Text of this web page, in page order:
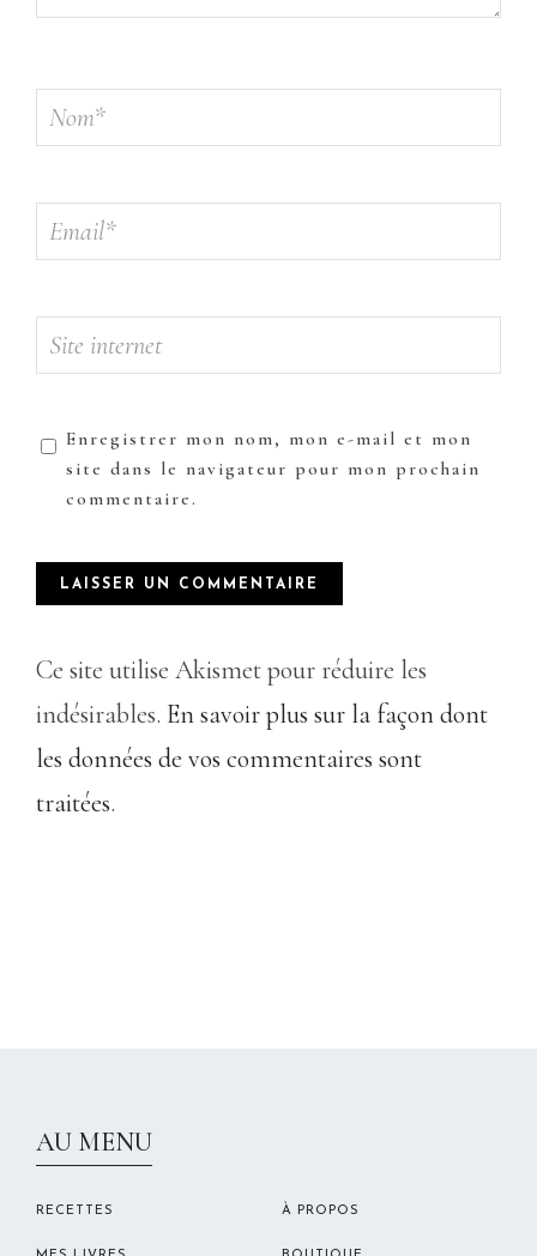
Enregistrer mon nom, mon e-mail et mon
site dans le navigateur pour mon prochain
commentaire.
Ce site utilise Akismet pour réduire les
indésirables. En savoir plus sur la façon dont
les données de vos commentaires sont
traitées.
AU MENU
RECETTES À PROPOS